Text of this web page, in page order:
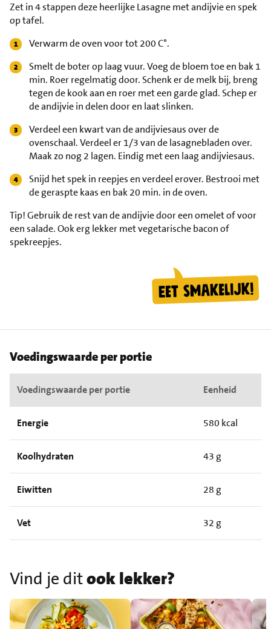
Zet in 4 stappen deze heerlijke Lasagne met andijvie en spek
op tafel.
Verwarm de oven voor tot 200 C°.
Smelt de boter op laag vuur. Voeg de bloem toe en bak 1
min. Roer regelmatig door. Schenk er de melk bij, breng
tegen de kook aan en roer met een garde glad. Schep er
de andijvie in delen door en laat slinken.
Verdeel een kwart van de andijviesaus over de
ovenschaal. Verdeel er 1/3 van de lasagnebladen over.
Maak zo nog 2 lagen. Eindig met een laag andijviesaus.
Snijd het spek in reepjes en verdeel erover. Bestrooi met
de geraspte kaas en bak 20 min. in de oven.
Tip!Gebruik de rest van de andijvie door een omelet of voor
een salade. Ook erg lekker met vegetarische bacon of
spekreepjes.
Voedingswaarde per portie
Voedingswaarde per portie Eenheid
Energie 580 kcal
Koolhydraten 43 g
Eiwitten 28 g
Vet 32 g
Vind je ditook lekker?